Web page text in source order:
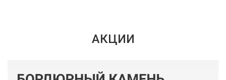
АКЦИИ